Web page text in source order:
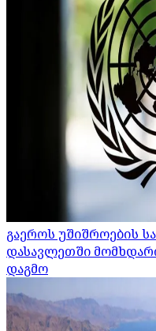
გაეროს უშიშროების
დასავლეთში
დაგმო